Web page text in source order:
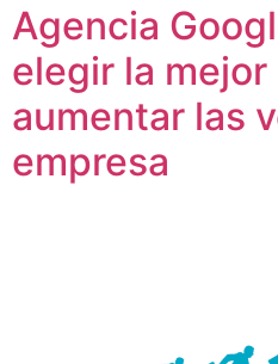
Agencia
elegir la mejor
aumentar las
empresa